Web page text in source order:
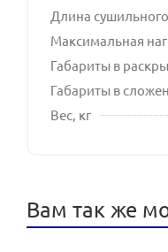
Длина
Максимальная
Габариты в
Габариты в
Вес, кг
Вам так же